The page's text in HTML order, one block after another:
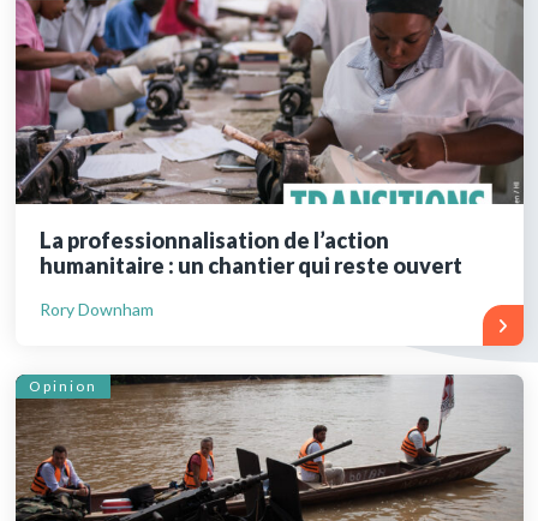
La professionnalisation de l’action
humanitaire : un chantier qui reste ouvert
Rory Downham
Opinion